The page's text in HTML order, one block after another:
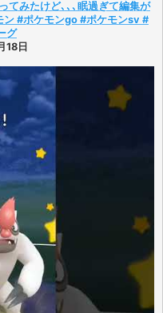
てみたけど､､､眠過ぎて編集が
ン #ポケモンgo #ポケモンsv #
グ
18日